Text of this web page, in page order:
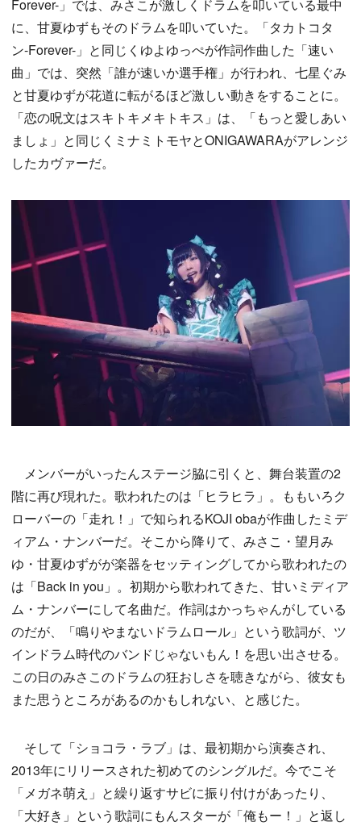
Forever-」では、みさこが激しくドラムを叩いている最中
に、甘夏ゆずもそのドラムを叩いていた。「タカトコタ
ン-Forever-」と同じくゆよゆっぺが作詞作曲した「速い
曲」では、突然「誰が速いか選手権」が行われ、七星ぐみ
と甘夏ゆずが花道に転がるほど激しい動きをすることに。
「恋の呪文はスキトキメキトキス」は、「もっと愛しあい
ましょ」と同じくミナミトモヤとONIGAWARAがアレンジ
したカヴァーだ。
メンバーがいったんステージ脇に引くと、舞台装置の2
階に再び現れた。歌われたのは「ヒラヒラ」。ももいろク
ローバーの「走れ！」で知られるKOJI obaが作曲したミデ
ィアム・ナンバーだ。そこから降りて、みさこ・望月み
ゆ・甘夏ゆずがが楽器をセッティングしてから歌われたの
は「Back in you」。初期から歌われてきた、甘いミディア
ム・ナンバーにして名曲だ。作詞はかっちゃんがしている
のだが、「鳴りやまないドラムロール」という歌詞が、ツ
インドラム時代のバンドじゃないもん！を思い出させる。
この日のみさこのドラムの狂おしさを聴きながら、彼女も
また思うところがあるのかもしれない、と感じた。
そして「ショコラ・ラブ」は、最初期から演奏され、
2013年にリリースされた初めてのシングルだ。今でこそ
「メガネ萌え」と繰り返すサビに振り付けがあったり、
「大好き」という歌詞にもんスターが「俺もー！」と返し